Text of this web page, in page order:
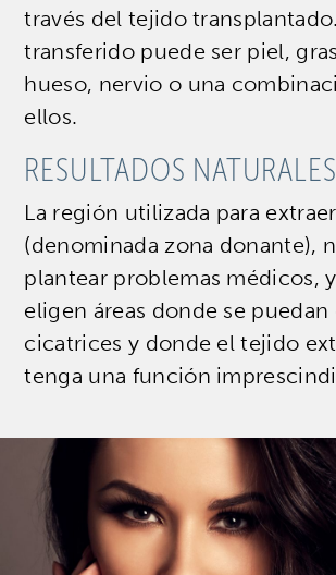
través del tejido
transferido puede ser piel,
hueso, nervio o una
ellos.
RESULTADOS NATURALES
La región utilizada para
(denominada zona donante),
plantear problemas médicos,
eligen áreas donde se puedan
cicatrices y donde el tejido
tenga una función